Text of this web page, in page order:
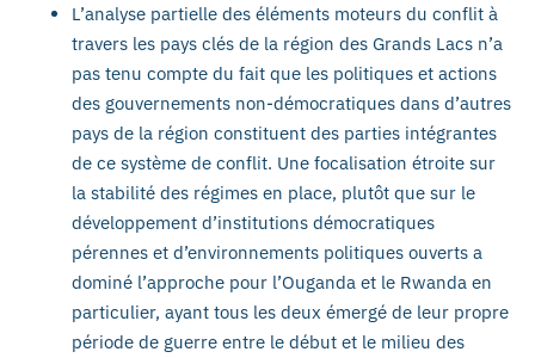
L’analyse partielle des éléments moteurs du conflit à
travers les pays clés de la région des Grands Lacs n’a
pas tenu compte du fait que les politiques et actions
des gouvernements non-démocratiques dans d’autres
pays de la région constituent des parties intégrantes
de ce système de conflit. Une focalisation étroite sur
la stabilité des régimes en place, plutôt que sur le
développement d’institutions démocratiques
pérennes et d’environnements politiques ouverts a
dominé l’approche pour l’Ouganda et le Rwanda en
particulier, ayant tous les deux émergé de leur propre
période de guerre entre le début et le milieu des